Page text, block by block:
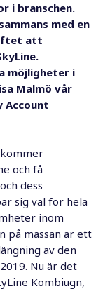
i branschen.
med en
att
möjligheter i
Malmö vår
Account
och få
dess
sig väl för hela
inom
på mässan är ett
av den
Nu är det
Kombiugn,